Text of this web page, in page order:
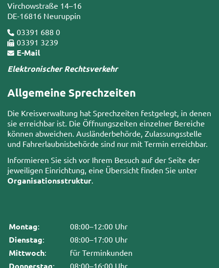
Virchowstraße 14–16
DE-16816 Neuruppin
03391 688 0
03391 3239
E-Mail
Elektronischer Rechtsverkehr
Allgemeine Sprechzeiten
Die Kreisverwaltung hat Sprechzeiten festgelegt, in denen
sie erreichbar ist. Die Öffnungszeiten einzelner Bereiche
können abweichen. Ausländerbehörde, Zulassungsstelle
und Fahrerlaubnisbehörde sind nur mit Termin erreichbar.
Informieren Sie sich vor Ihrem Besuch auf der Seite der
jeweiligen Einrichtung, eine Übersicht finden Sie unter
Organisationsstruktur
Montag: 08:00–12:00 Uhr
Dienstag: 08:00–17:00 Uhr
Mittwoch: für Terminkunden
Donnerstag: 08:00–16:00 Uhr